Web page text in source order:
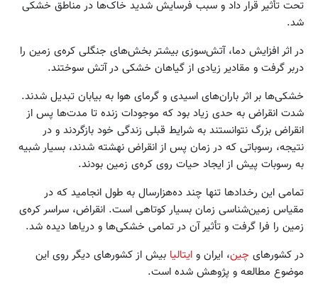
تحت تأثیر قرار داد و سبب فرسایش شدید خاک‌ها در مناطق خشکی
شد.
در اثر افزایش دما، آتش‌سوزی بیشتر بخش‌های جنگلی کره‌ی زمین را
دربر گرفت و مقادیر زیادی از گیاهان خشکی در آتش سوختند.
خشکی‌ها بر اثر باران‌های اسیدی و گرمای هوا به بیابان تبدیل شدند.
شدت انقراض به حدی زیاد بود که موجودات زنده تا مدت‌ها پس از
انقراض بزرگ نتوانستند به شرایط قبلی زندگی خود بازگردند و در
نتیجه، رسوباتی که در زمان پس‌ از انقراض نهشته شدند، بسیار شبیه
به رسوبات پیش از ایجاد حیات روی کره‌ی زمین بودند.
تمامی این رخدادها تنها چند ده‌هزارسال به طول انجامید که در
مقیاس زمین‌شناسی زمان بسیار کوتاهی است. انقراض، سراسر کره‌ی
زمین را فرا گرفت و تأثیر آن در تمامی خشکی‌ها و دریاها دیده شد.
در کشورهای چین، ایران و ایتالیا بیش از کشورهای دیگر روی این
موضوع مطالعه و پژوهش شده است.